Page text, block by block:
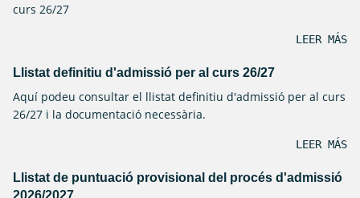
curs 26/27
LEER MÁS
Llistat definitiu d'admissió per al curs 26/27
Aquí podeu consultar el llistat definitiu d'admissió per al curs
26/27 i la documentació necessària.
LEER MÁS
Llistat de puntuació provisional del procés d'admissió
2026/2027